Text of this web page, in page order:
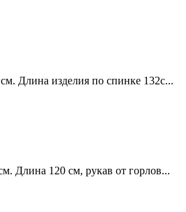
Длина изделия по спинке 132с...
Длина 120 см, рукав от горлов...